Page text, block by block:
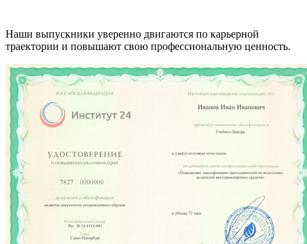
Наши выпускники уверенно двигаются по карьерной
траектории и повышают свою профессиональную ценность.